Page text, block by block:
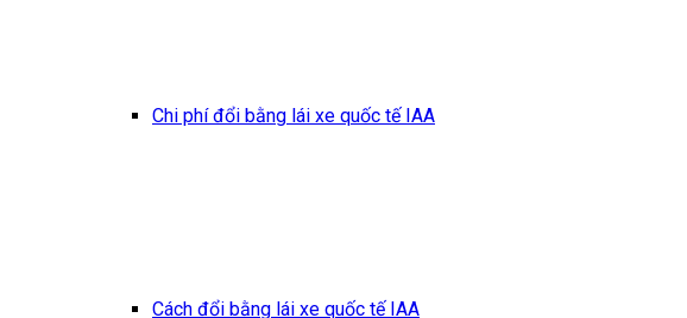
Chi phí đổi bằng lái xe quốc tế IAA
Cách đổi bằng lái xe quốc tế IAA